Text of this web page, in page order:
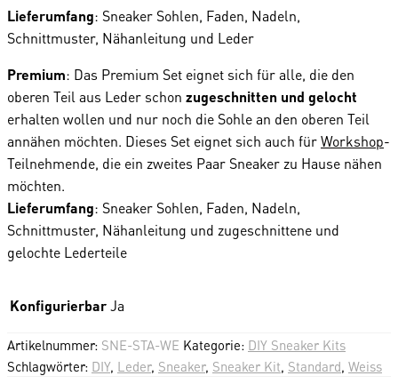
Lieferumfang: Sneaker Sohlen, Faden, Nadeln,
Schnittmuster, Nähanleitung und Leder
Premium: Das Premium Set eignet sich für alle, die den
oberen Teil aus Leder schon zugeschnitten und gelocht
erhalten wollen und nur noch die Sohle an den oberen Teil
annähen möchten. Dieses Set eignet sich auch fürWorkshop-
Teilnehmende, die ein zweites Paar Sneaker zu Hause nähen
möchten.
Lieferumfang: Sneaker Sohlen, Faden, Nadeln,
Schnittmuster, Nähanleitung und zugeschnittene und
gelochte Lederteile
KonfigurierbarJa
Artikelnummer: SNE-STA-WE Kategorie: DIY Sneaker Kits
Schlagwörter: DIY, Leder, Sneaker, Sneaker Kit, Standard, Weiss